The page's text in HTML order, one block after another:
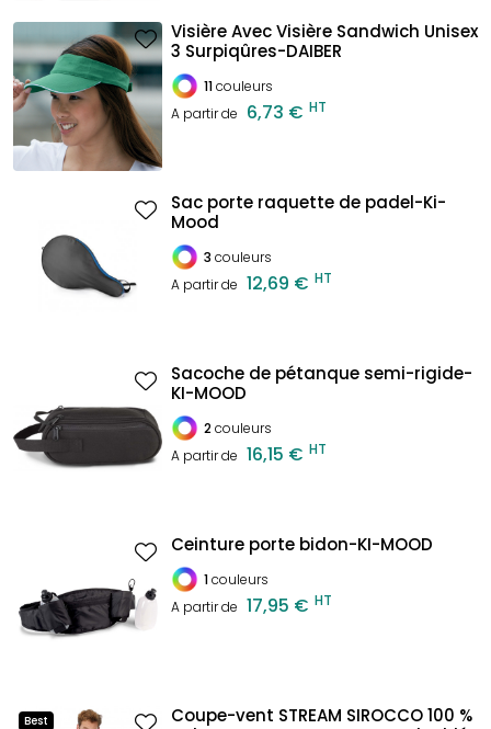
Visière Avec Visière Sandwich Unisex
3 Surpiqûres-DAIBER
11couleurs
A partir de 6,73 € HT
Sac porte raquette de padel-Ki-
Mood
3 couleurs
A partir de 12,69 € HT
Sacoche de pétanque semi-rigide-
KI-MOOD
2couleurs
A partir de 16,15 € HT
Ceinture porte bidon-KI-MOOD
1couleurs
A partir de 17,95 € HT
Best
Coupe-vent STREAM SIROCCO 100 %